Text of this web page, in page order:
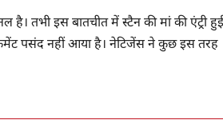
तभी इस बातचीत में स्टैन की मां की एंट्री हुई
पसंद नहीं आया है। नेटिजेंस ने कुछ इस तरह